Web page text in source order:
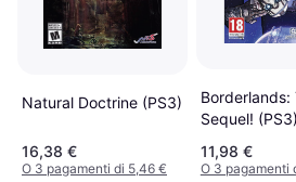
Natural Doctrine (PS3)
16,38 €
O 3 pagamenti di 5,46 €
Borderlands:
Sequel! (PS3)
11,98 €
O 3 pagamenti